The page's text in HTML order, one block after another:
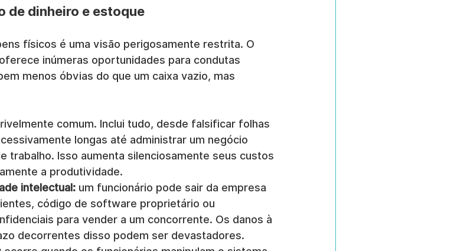
de dinheiro e estoque
físicos é uma visão perigosamente restrita. O
inúmeras oportunidades para condutas
menos óbvias do que um caixa vazio, mas
comum. Inclui tudo, desde falsificar folhas
longas até administrar um negócio
trabalho. Isso aumenta silenciosamente seus custos
a produtividade.
intelectual: um funcionário pode sair da empresa
código de software proprietário ou
para vender a um concorrente. Os danos à
decorrentes disso podem ser devastadores.